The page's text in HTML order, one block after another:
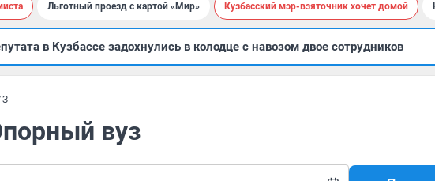
Льготный проезд с картой «Мир» Кузбасский мэр-взяточник хочет домой
в Кузбассе задохнулись в колодце с навозом двое сотрудников
вуз